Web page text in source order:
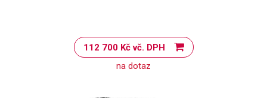
112 700 Kč vč. DPH
na dotaz